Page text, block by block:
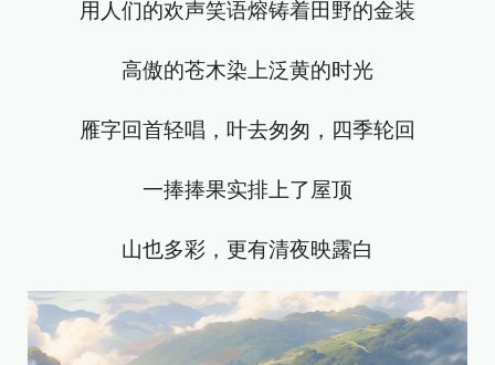
用人们的欢声笑语熔铸着田野的金装
高傲的苍木染上泛黄的时光
雁字回首轻唱，叶去匆匆，四季轮回
一捧捧果实排上了屋顶
山也多彩，更有清夜映露白